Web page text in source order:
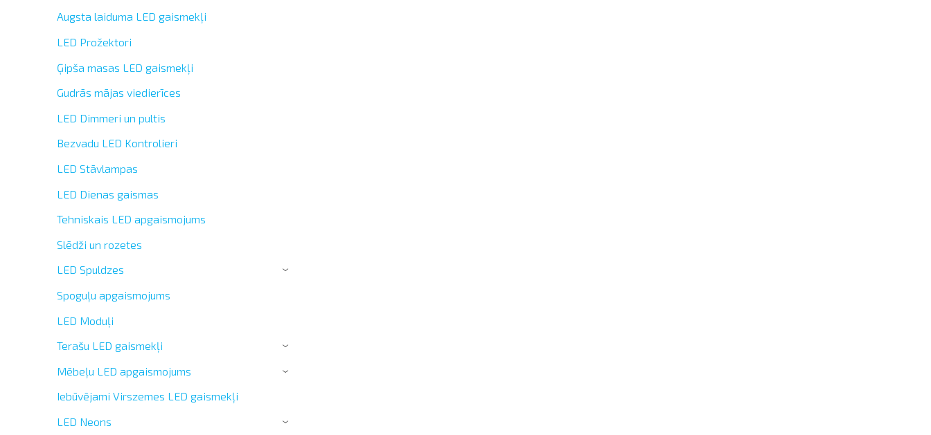
Augsta laiduma LED gaismekļi
LED Prožektori
Ģipša masas LED gaismekļi
Gudrās mājas viedierīces
LED Dimmeri un pultis
Bezvadu LED Kontrolieri
LED Stāvlampas
LED Dienas gaismas
Tehniskais LED apgaismojums
Slēdži un rozetes
LED Spuldzes
›
Spoguļu apgaismojums
LED Moduļi
Terašu LED gaismekļi
›
Mēbeļu LED apgaismojums ›
Iebūvējami Virszemes LED gaismekļi
LED Neons
›